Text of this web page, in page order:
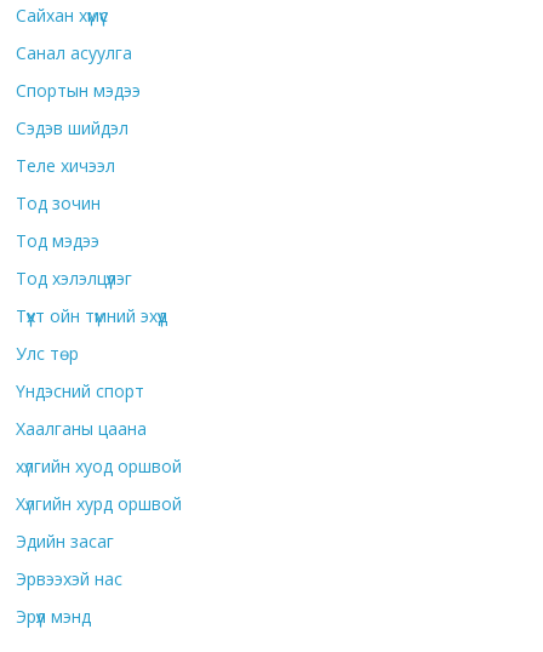
Сайхан хүмүүс
Санал асуулга
Спортын мэдээ
Сэдэв шийдэл
Теле хичээл
Тод зочин
Тод мэдээ
Тод хэлэлцүүлэг
Түүхт ойн түмний эхүүд
Улс төр
Үндэсний спорт
Хаалганы цаана
хүлгийн хуод оршвой
Хүлгийн хурд оршвой
Эдийн засаг
Эрвээхэй нас
Эрүүл мэнд